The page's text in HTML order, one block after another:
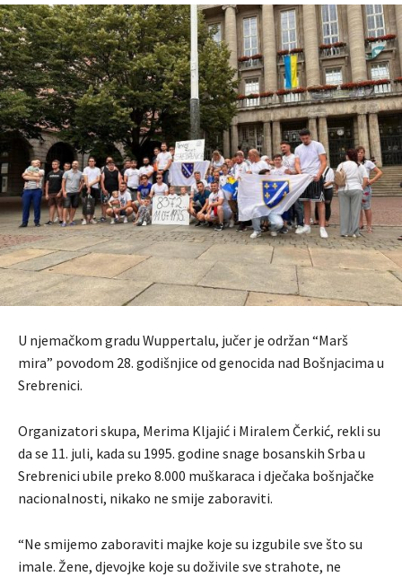
U njemačkom gradu Wuppertalu, jučer je održan “Marš
mira” povodom 28. godišnjice od genocida nad Bošnjacima u
Srebrenici.
Organizatori skupa, Merima Kljajić i Miralem Čerkić, rekli su
da se 11. juli, kada su 1995. godine snage bosanskih Srba u
Srebrenici ubile preko 8.000 muškaraca i dječaka bošnjačke
nacionalnosti, nikako ne smije zaboraviti.
“Ne smijemo zaboraviti majke koje su izgubile sve što su
imale. Žene, djevojke koje su doživile sve strahote, ne